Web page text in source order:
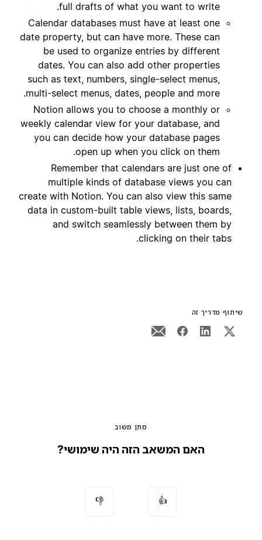
full drafts of what you want to write.
Calendar databases must have at least one
date property, but can have more. These can
be used to organize entries by different
dates. You can also add other properties
such as text, numbers, single-select menus,
multi-select menus, dates, people and more.
Notion allows you to choose a monthly or
weekly calendar view for your database, and
you can decide how your database pages
open up when you click on them.
Remember that calendars are just one of
multiple kinds of database views you can
create with Notion. You can also view this same
data in custom-built table views, lists, boards,
and switch seamlessly between them by
clicking on their tabs.
שיתוף מדריך זה
מתן משוב
האם המשאב הזה היה שימושי?
👍
👎